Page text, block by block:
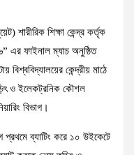
শারীরিক শিক্ষা কেন্দ্র কর্তৃক
এর ফাইনাল ম্যাচ অনুষ্ঠিত
কেন্দ্রীয় মাঠে
ও ইলেকট্রনিক কৌশল
বিভাগ।
প্রথমে ব্যাটিং করে ১০ উইকেটে